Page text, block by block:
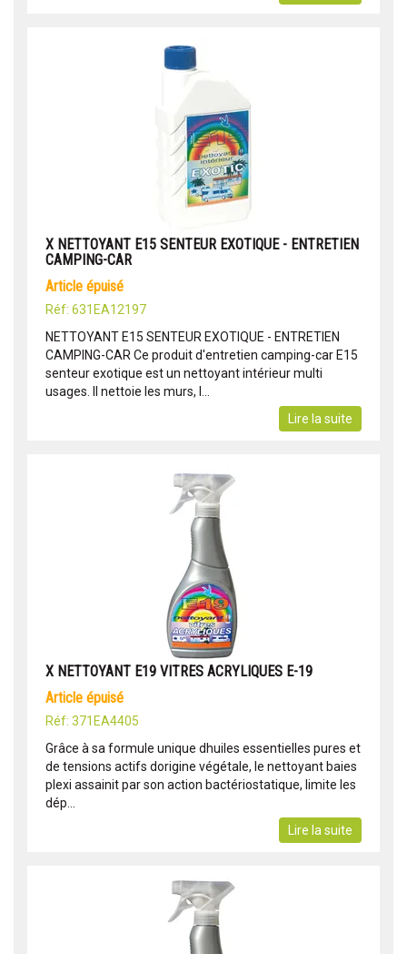
X NETTOYANT E15 SENTEUR EXOTIQUE - ENTRETIEN
CAMPING-CAR
article épuisé
Réf: 631EA12197
NETTOYANT E15 SENTEUR EXOTIQUE - ENTRETIEN
CAMPING-CAR Ce produit d'entretien camping-car E15
senteur exotique est un nettoyant intérieur multi
usages. Il nettoie les murs, l...
Lire la suite
X NETTOYANT E19 VITRES ACRYLIQUES E-19
article épuisé
Réf: 371EA4405
Grâce à sa formule unique dhuiles essentielles pures et
de tensions actifs dorigine végétale, le nettoyant baies
plexi assainit par son action bactériostatique, limite les
dép...
Lire la suite